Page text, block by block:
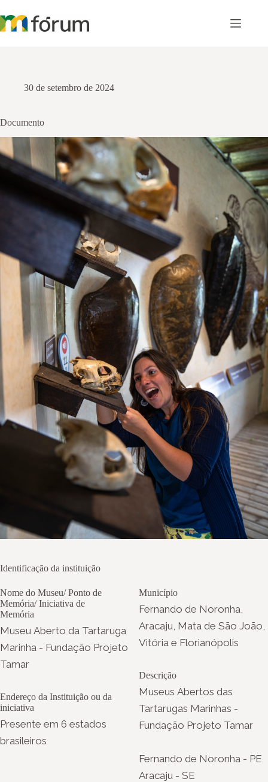
para
o
30 de setembro de 2024
Documento
Identificação da instituição
Nome do Museu/ Ponto de
Memória/ Iniciativa de
Memória
Museu Aberto da Tartaruga
Marinha - Fundação Projeto
Tamar
Endereço da Instituição ou da
iniciativa
Presente em 6 estados
brasileiros
Município
Fernando de Noronha,
Aracaju, Mata de São João,
Vitória e Florianópolis
Descrição
Museus Abertos das
Tartarugas Marinhas -
Fundação Projeto Tamar
Fernando de Noronha - PE
Aracaju - SE